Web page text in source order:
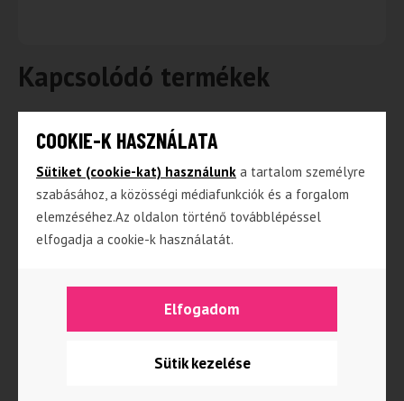
Kapcsolódó termékek
Summer – Barna
virágos ruha
Scarlet – Szőke haj/
rózsaszín virágos
ruha dobozban
COOKIE-K HASZNÁLATA
Sütiket (cookie-kat) használunk a tartalom személyre
szabásához, a közösségi médiafunkciók és a forgalom
elemzéséhez.Az oldalon történő továbblépéssel
elfogadja a cookie-k használatát.
Sütik kezelése
Elfogadom